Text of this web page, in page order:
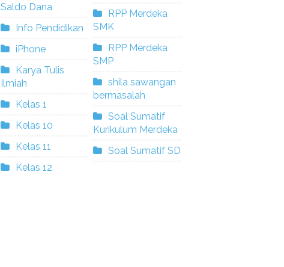
Saldo Dana
Info Pendidikan
iPhone
Karya Tulis
Ilmiah
Kelas 1
Kelas 10
Kelas 11
Kelas 12
RPP Merdeka
SMK
RPP Merdeka
SMP
shila sawangan
bermasalah
Soal Sumatif
Kurikulum Merdeka
Soal Sumatif SD